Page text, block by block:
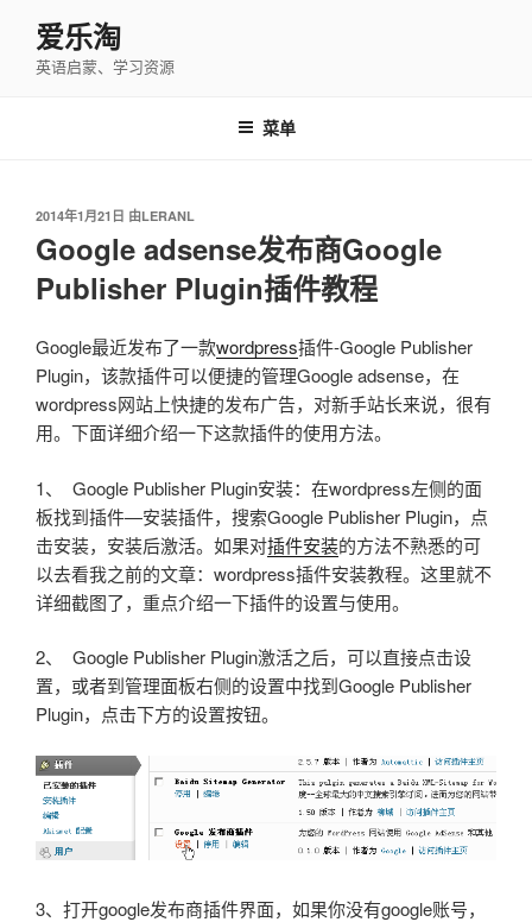
爱乐淘
英语启蒙、学习资源
菜单
发
布
于
2014年1月21日 由LERANL
Google adsense发布商Google
Publisher Plugin插件教程
Google最近发布了一款wordpress插件-Google Publisher
Plugin，该款插件可以便捷的管理Google adsense，在
wordpress网站上快捷的发布广告，对新手站长来说，很有
用。下面详细介绍一下这款插件的使用方法。
1、 Google Publisher Plugin安装：在wordpress左侧的面
板找到插件—安装插件，搜索Google Publisher Plugin，点
击安装，安装后激活。如果对插件安装的方法不熟悉的可
以去看我之前的文章：wordpress插件安装教程。这里就不
详细截图了，重点介绍一下插件的设置与使用。
2、 Google Publisher Plugin激活之后，可以直接点击设
置，或者到管理面板右侧的设置中找到Google Publisher
Plugin，点击下方的设置按钮。
3、打开google发布商插件界面，如果你没有google账号，